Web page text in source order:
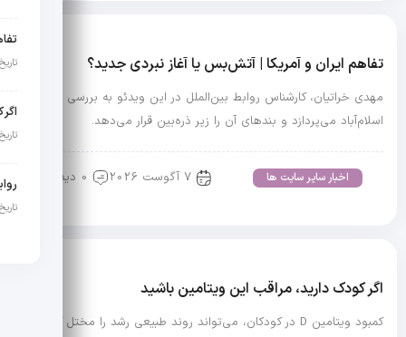
تاریخ
تاریخ
تاریخ
تفاهم ایران و آمریکا | آتش‌بس یا آغاز نبردی جدید؟
مهدی خراتیان، کارشناس روابط بین‌الملل در این ویدئو به بررسی تفاهم
اسلام‌آباد می‌پردازد و بندهای آن را زیر ذره‌بین قرار می‌دهد.
اخبار سایر سایت ها 7 آگوست 2026 0 دیدگاه
اگر کودک دارید، مراقب این ویتامین باشید
کمبود ویتامین D در کودکان، می‌تواند روند طبیعی رشد را مختل کند.